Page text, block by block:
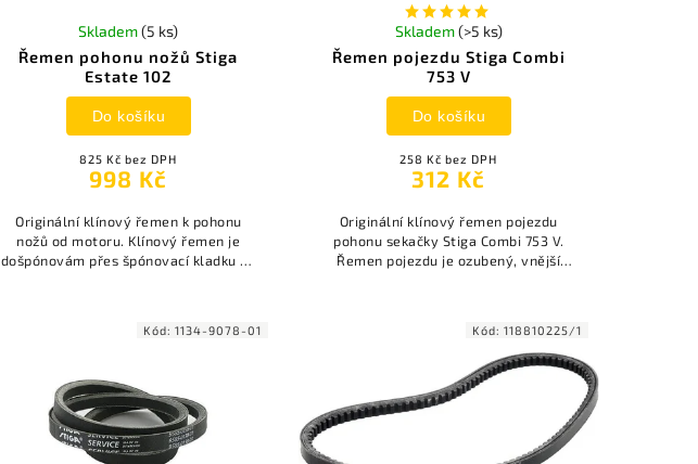
Řemen pohonu nožů Stiga
Estate 102
Skladem(5 ks)
825 Kč bez DPH
998 Kč
Do košíku
Originální klínový řemen k pohonu
nožů od motoru. Klínový řemen je
došpónovám přes špónovací kladku na
Řemen pojezdu Stiga Combi
753 V
Skladem(>5 ks)
258 Kč bez DPH
312 Kč
Do košíku
Originální klínový řemen pojezdu
pohonu sekačky Stiga Combi 753 V.
Řemen pojezdu je ozubený, vnější
Kód:1134-9078-01 Kód:118810225/1